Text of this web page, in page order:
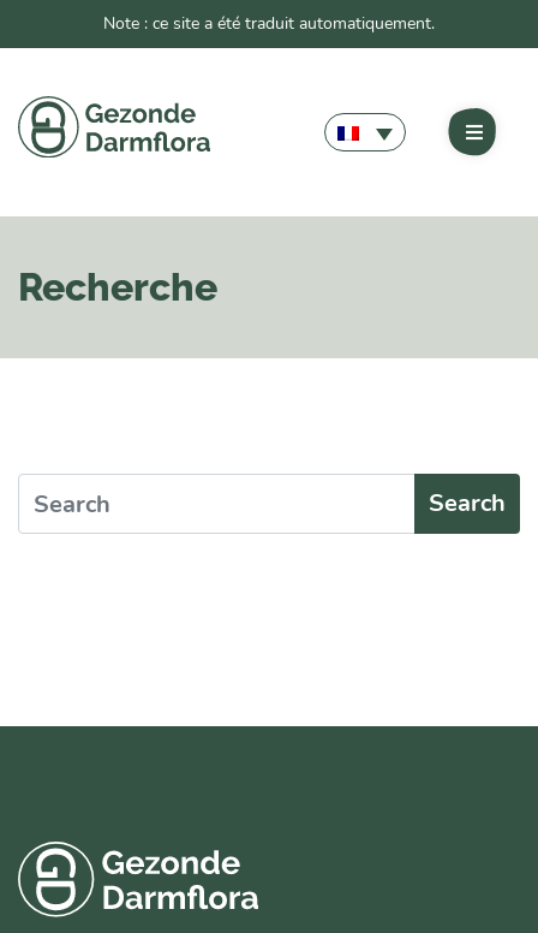
Note : ce site a été traduit automatiquement.
Recherche
Search